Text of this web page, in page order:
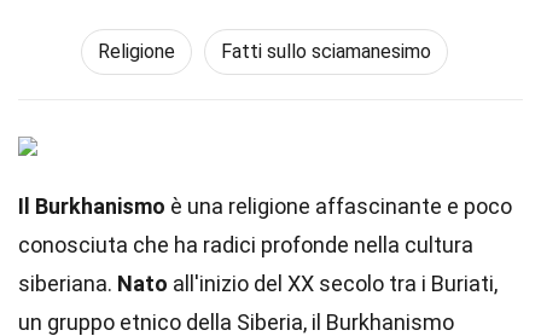
Religione Fatti sullo sciamanesimo
Il Burkhanismo è una religione affascinante e poco
conosciuta che ha radici profonde nella cultura
siberiana. Nato all'inizio del XX secolo tra i Buriati,
un gruppo etnico della Siberia, il Burkhanismo